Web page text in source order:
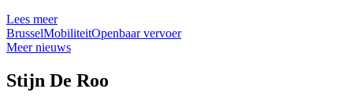
Lees meer
BrusselMobiliteitOpenbaar vervoer
Meer nieuws
Stijn De Roo